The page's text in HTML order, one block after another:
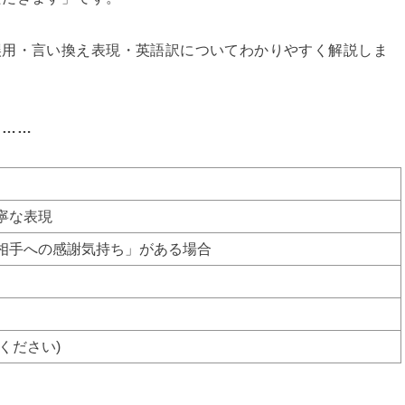
・言い換え表現・英語訳についてわかりやすく解説しま
……
な表現
手への感謝気持ち」がある場合
ださい)